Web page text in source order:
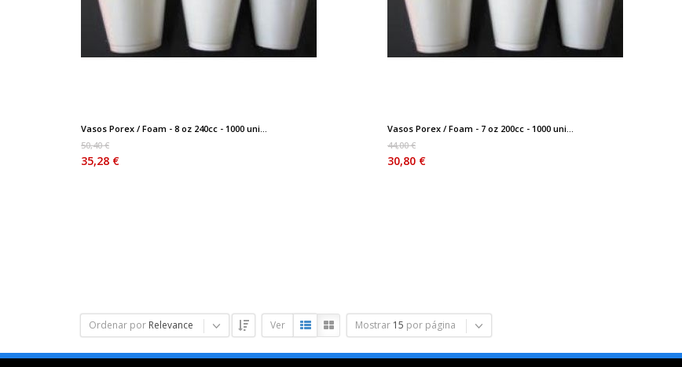
Vasos Porex / Foam - 8 oz 240cc - 1000 uni...
50,40 €
35,28 €
Vasos Porex / Foam - 7 oz 200cc - 1000 uni...
44,00 €
30,80 €
Ordenar por Relevance Ver Mostrar 15 por página